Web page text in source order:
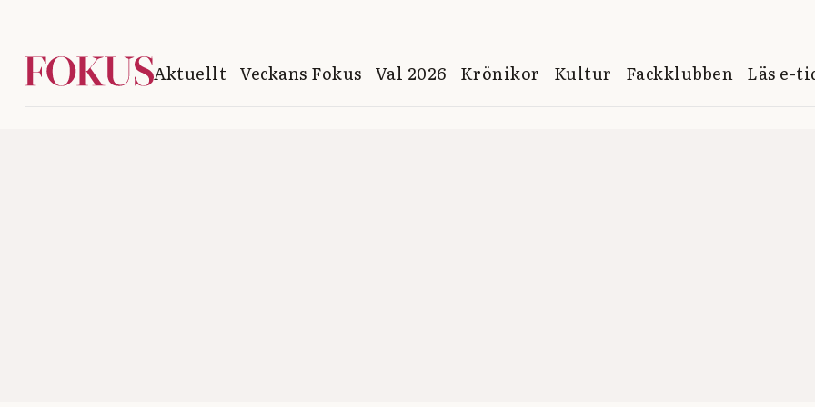
Aktuellt Veckans Fokus Val 2026 Krönikor Kultur Fackklubben Läs e-